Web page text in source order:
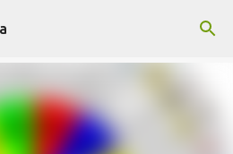
principal